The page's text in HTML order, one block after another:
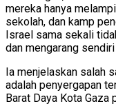
mereka hanya
sekolah, dan kamp
Israel sama sekali
dan mengarang
Ia menjelaskan salah
adalah penyergapan
Barat Daya Kota Gaza